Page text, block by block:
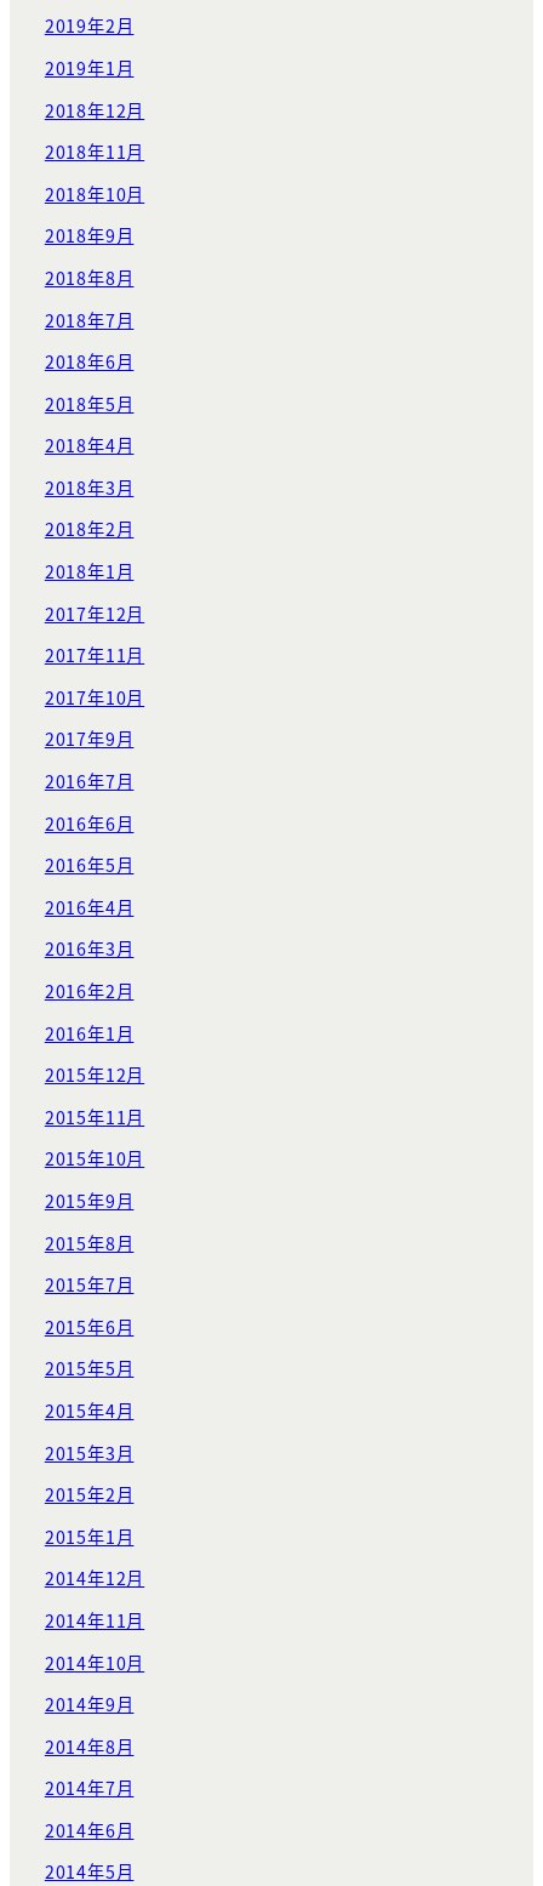
2019年2月
2019年1月
2018年12月
2018年11月
2018年10月
2018年9月
2018年8月
2018年7月
2018年6月
2018年5月
2018年4月
2018年3月
2018年2月
2018年1月
2017年12月
2017年11月
2017年10月
2017年9月
2016年7月
2016年6月
2016年5月
2016年4月
2016年3月
2016年2月
2016年1月
2015年12月
2015年11月
2015年10月
2015年9月
2015年8月
2015年7月
2015年6月
2015年5月
2015年4月
2015年3月
2015年2月
2015年1月
2014年12月
2014年11月
2014年10月
2014年9月
2014年8月
2014年7月
2014年6月
2014年5月